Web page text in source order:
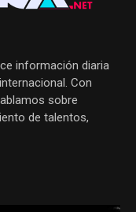
información diaria
Con
sobre
de talentos,